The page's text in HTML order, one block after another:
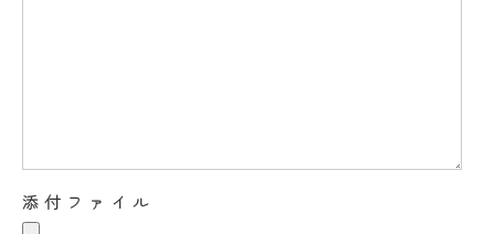
添付ファイル